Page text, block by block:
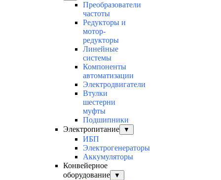
Преобразователи
частоты
Редукторы и
мотор-
редукторы
Линейные
системы
Компоненты
автоматизации
Электродвигатели
Втулки
шестерни
муфты
Подшипники
Электропитание
▼
ИБП
Электрогенераторы
Аккумуляторы
Конвейерное
оборудование
▼